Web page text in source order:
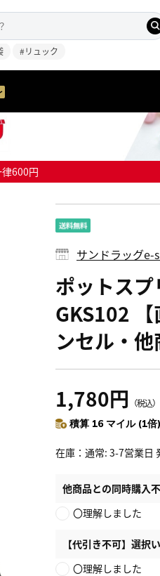
#リュック
600円
サンドラッグe-
ポットス
GKS102
ンセル・
1,780円 （税込）
積算 16 マイル (1倍)
在庫 通常: 3-7営業日
他商品との同時購入
〇理解しました
【代引き不可】選択
〇理解しました